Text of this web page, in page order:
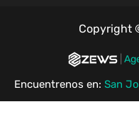
Copyright
|
Encuentrenos en: San